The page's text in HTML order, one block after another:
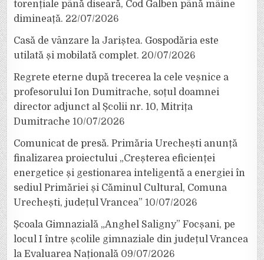
torențiale până diseară, Cod Galben până mâine
dimineață. 22/07/2026
Casă de vânzare la Jariștea. Gospodăria este
utilată și mobilată complet. 20/07/2026
Regrete eterne după trecerea la cele veșnice a
profesorului Ion Dumitrache, soțul doamnei
director adjunct al Școlii nr. 10, Mitrița
Dumitrache 10/07/2026
Comunicat de presă. Primăria Urechești anunță
finalizarea proiectului „Creșterea eficienței
energetice și gestionarea inteligentă a energiei în
sediul Primăriei și Căminul Cultural, Comuna
Urechești, județul Vrancea” 10/07/2026
Școala Gimnazială „Anghel Saligny” Focșani, pe
locul I între școlile gimnaziale din județul Vrancea
la Evaluarea Națională 09/07/2026